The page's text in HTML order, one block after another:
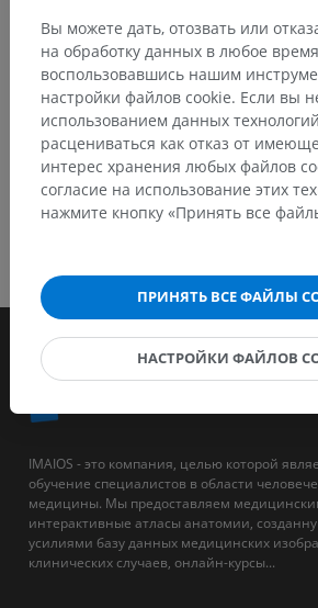
СКАЧАТЬ ПРИЛОЖЕНИЕ
IMAIOS - это компания, целью которой
обучение специалистов в области
медицины. Мы предоставляем
интерактивные атласы анатомии,
усилиями базу данных медицинских
клинических случаев, онлайн-курсы...
Вы можете дать, отозвать или
на обработку данных в любое
воспользовавшись нашим
настройки файлов cookie. Если вы
использованием данных
расцениваться как отказ от
интерес хранения любых файлов
согласие на использование этих
нажмите кнопку «Принять все
ПРИНЯТЬ ВСЕ ФАЙЛЫ
НАСТРОЙКИ ФАЙЛОВ